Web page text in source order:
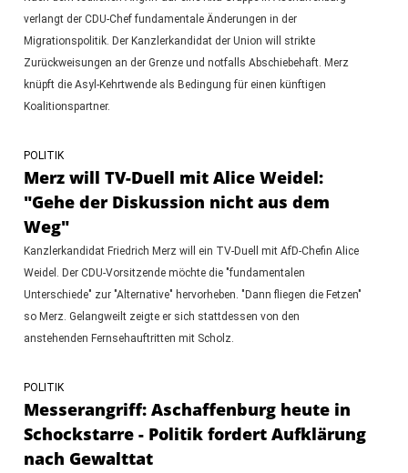
verlangt der CDU-Chef fundamentale Änderungen in der
Migrationspolitik. Der Kanzlerkandidat der Union will strikte
Zurückweisungen an der Grenze und notfalls Abschiebehaft. Merz
knüpft die Asyl-Kehrtwende als Bedingung für einen künftigen
Koalitionspartner.
POLITIK
Merz will TV-Duell mit Alice Weidel:
"Gehe der Diskussion nicht aus dem
Weg"
Kanzlerkandidat Friedrich Merz will ein TV-Duell mit AfD-Chefin Alice
Weidel. Der CDU-Vorsitzende möchte die "fundamentalen
Unterschiede" zur "Alternative" hervorheben. "Dann fliegen die Fetzen"
so Merz. Gelangweilt zeigte er sich stattdessen von den
anstehenden Fernsehauftritten mit Scholz.
POLITIK
Messerangriff: Aschaffenburg heute in
Schockstarre - Politik fordert Aufklärung
nach Gewalttat